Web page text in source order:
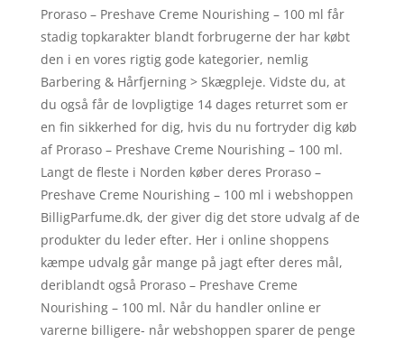
Proraso – Preshave Creme Nourishing – 100 ml får
stadig topkarakter blandt forbrugerne der har købt
den i en vores rigtig gode kategorier, nemlig
Barbering & Hårfjerning > Skægpleje. Vidste du, at
du også får de lovpligtige 14 dages returret som er
en fin sikkerhed for dig, hvis du nu fortryder dig køb
af Proraso – Preshave Creme Nourishing – 100 ml.
Langt de fleste i Norden køber deres Proraso –
Preshave Creme Nourishing – 100 ml i webshoppen
BilligParfume.dk, der giver dig det store udvalg af de
produkter du leder efter. Her i online shoppens
kæmpe udvalg går mange på jagt efter deres mål,
deriblandt også Proraso – Preshave Creme
Nourishing – 100 ml. Når du handler online er
varerne billigere- når webshoppen sparer de penge